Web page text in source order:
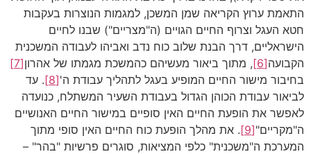
התאמת ערוץ הקריאה שמן המשכן, למגמות הנוצרות בעקבות
חטא העגל וצרוף החיים הגויים (ה"מצריים") שבנו לחיים
הישראליים, דרך הבנת שלוב כוח נדב ואביהו לעבודה המשכנית
הקבועה[6] , מתוך ביאור מעשיהם כהמשכת מגמתו של אהרון[7]
בחיבור מישור החיים המופיע בעגל לתהליך עבודת ה'[8]
. עד
לביאור עבודת הכוהן הגדול בעבודת השעיר המשתלח, כנועדה
לאפשר את הופעת החיים האין סופיים במישור החיים האנושיים
ה"מקריים"[9]
. את מהלך הופעת כוח החיים האין סופי מתוך
המערכת ה"משכנית" כלפי המציאות, סוגרים פרשיות "בהר" –